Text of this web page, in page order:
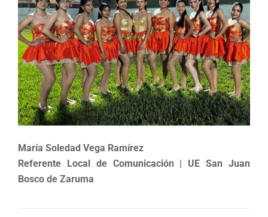
María Soledad Vega Ramírez
Referente Local de Comunicación | UE San Juan
Bosco de Zaruma